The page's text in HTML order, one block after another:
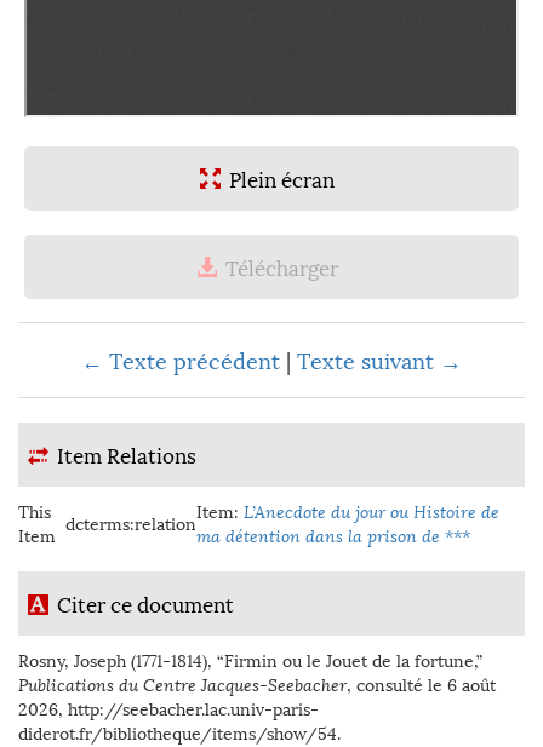
Plein écran
Télécharger
← Texte précédent | Texte suivant →
Item Relations
This
Item dcterms:relationItem: L’Anecdote du jour ou Histoire de
ma détention dans la prison de ***
Citer ce document
Rosny, Joseph (1771-1814), “Firmin ou le Jouet de la fortune,”
Publications du Centre Jacques-Seebacher, consulté le 6 août
2026, http://seebacher.lac.univ-paris-
diderot.fr/bibliotheque/items/show/54.